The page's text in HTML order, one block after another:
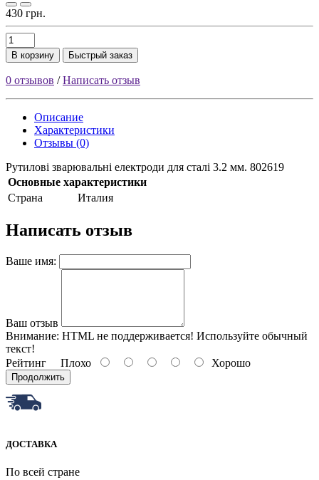
430 грн.
В корзину Быстрый заказ
0 отзывов /Написать отзыв
Описание
Характеристики
Отзывы (0)
Рутилові зварювальні електроди для сталі 3.2 мм. 802619
Основные характеристики
Страна
Италия
Написать отзыв
Ваше имя:
Ваш отзыв
Внимание: HTML не поддерживается! Используйте обычный
текст!
Рейтинг Плохо Хорошо
Продолжить
ДОСТАВКА
По всей стране